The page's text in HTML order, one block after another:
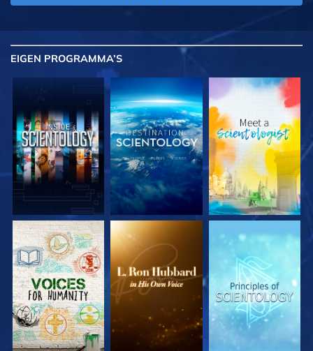
EIGEN PROGRAMMA’S
VERKEN DE SERIE VERKEN DE SERIE VERKEN DE SERIE